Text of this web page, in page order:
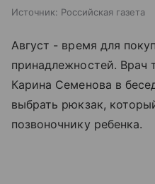
Источник: Российская газета
Август - время для
принадлежностей. Врач
Карина Семенова в
выбрать рюкзак,
позвоночнику ребенка.